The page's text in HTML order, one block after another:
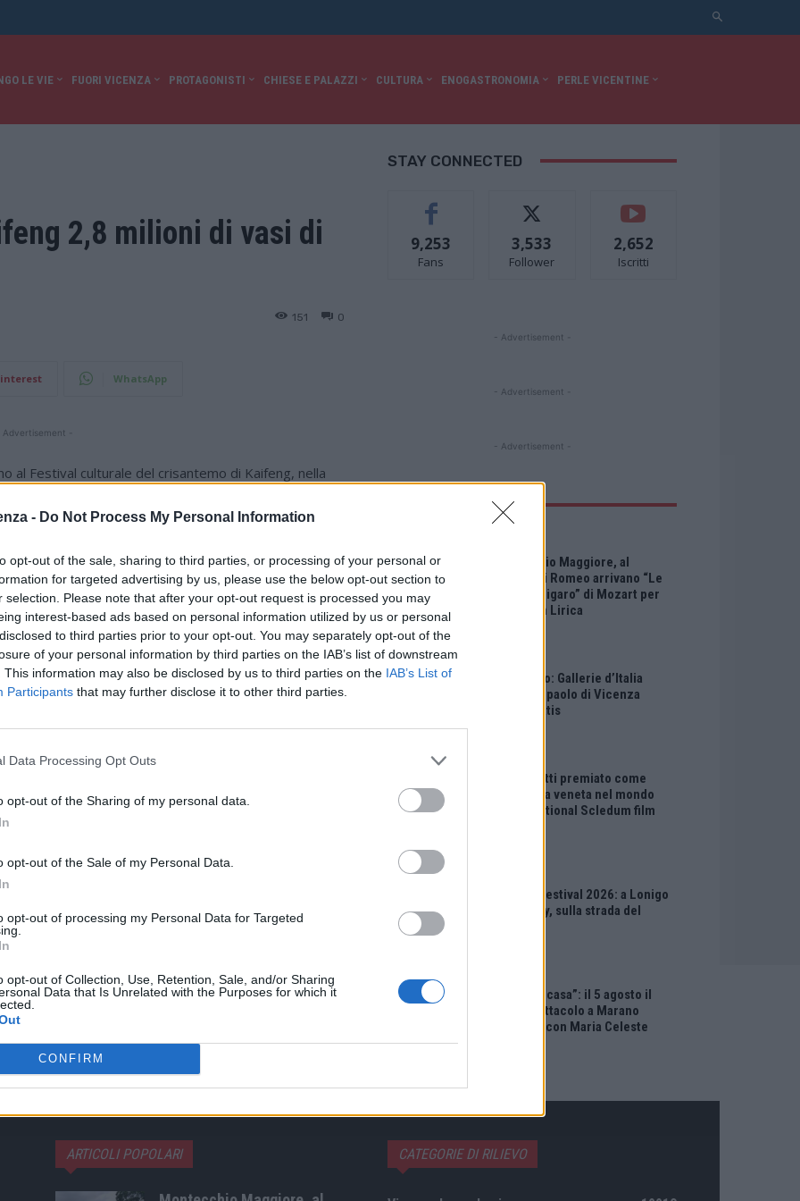
- Do Not Process My Personal Information
opt-out of the sale, sharing to third parties, or processing of your personal or
for targeted advertising by us, please use the below opt-out section to
selection. Please note that after your opt-out request is processed you may
interest-based ads based on personal information utilized by us or personal
to third parties prior to your opt-out. You may separately opt-out of the
of your personal information by third parties on the IAB’s list of downstream
This information may also be disclosed by us to third parties on the IAB’s List of
Participants that may further disclose it to other third parties.
Data Processing Opt Outs
opt-out of the Sharing of my personal data.
opt-out of the Sale of my Personal Data.
opt-out of processing my Personal Data for Targeted
opt-out of Collection, Use, Retention, Sale, and/or Sharing
Data that Is Unrelated with the Purposes for which it
CONFIRM
LE VIE FUORI VICENZA PROTAGONISTI CHIESE E PALAZZI CULTURA ENOGASTRONOMIA PERLE VICENTINE
2,8 milioni di vasi di
0
151
WhatsApp
Advertisement -
al Festival culturale del crisantemo di Kaifeng, nella
di Kaifeng è adornata con 2,8 milioni di vasi di
per un mese intero.
Twitter Pinterest
di
Wta Finals, Errani e Paolini eliminate in doppio
STAY CONNECTED
9,253
Fans
3,533
Follower
2,652
Iscritti
- Advertisement -
- Advertisement -
- Advertisement -
Montecchio Maggiore, al
Castello di Romeo arrivano “Le
nozze di Figaro” di Mozart per
Vicenza in Lirica
Ferragosto: Gallerie d’Italia
Intesa Sanpaolo di Vicenza
aperte gratis
Paolo Gnutti premiato come
eccellenza veneta nel mondo
all’International Scledum film
Berici in Festival 2026: a Lonigo
“Little Italy, sulla strada del
“Teatro in casa”: il 5 agosto il
primo spettacolo a Marano
Vicentino con Maria Celeste
ARTICOLI POPOLARI CATEGORIE DI RILIEVO